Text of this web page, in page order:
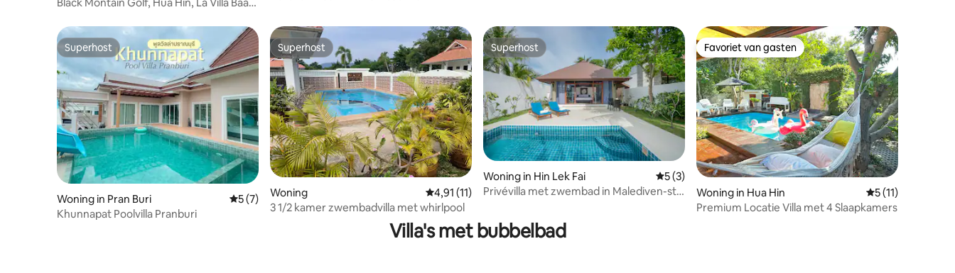
Superhost
Superhost
Woning in Pran Buri Gemiddelde beoordeling van 5 op 5, 7 recensies
5 (7)
Khunnapat Poolvilla Pranburi
Superhost
Superhost
Woning Gemiddelde beoordeling van 4,91 op 5, 11 recensies
4,91 (11)
3 1/2 kamer zwembadvilla met whirlpool
Superhost
Superhost
Woning in Hin Lek Fai Gemiddelde beoordeling van 5 op 5, 3 recensies
5 (3)
Privévilla met zwembad in Malediven-stijl
Favoriet van gasten
Favoriet van gasten
Woning in Hua Hin Gemiddelde
5 (11)
Premium Locatie Villa met 4 Slaapkamers
Villa's met bubbelbad